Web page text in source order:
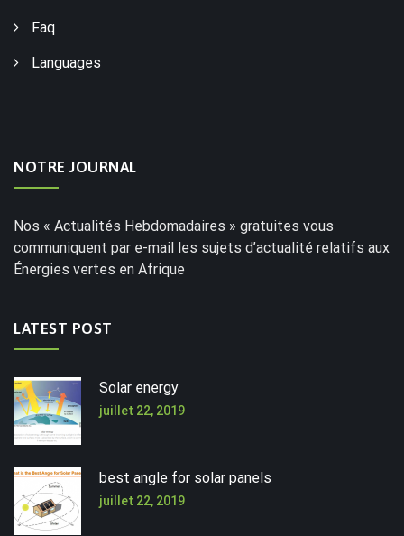
Faq
Languages
NOTRE JOURNAL
Nos « Actualités Hebdomadaires » gratuites vous
communiquent par e-mail les sujets d’actualité relatifs aux
Énergies vertes en Afrique
LATEST POST
Solar energy
juillet 22, 2019
best angle for solar panels
juillet 22, 2019